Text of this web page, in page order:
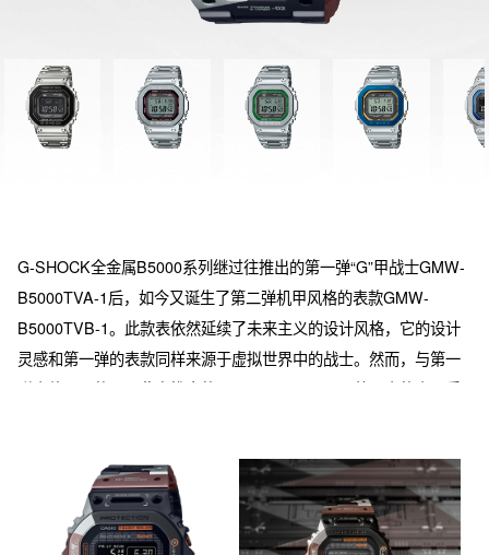
G-SHOCK全金属B5000系列继过往推出的第一弹“G”甲战士GMW-
B5000TVA-1后，如今又诞生了第二弹机甲风格的表款GMW-
B5000TVB-1。此款表依然延续了未来主义的设计风格，它的设计
灵感和第一弹的表款同样来源于虚拟世界中的战士。然而，与第一
弹表款不同的是，此次推出的GMW-B5000TVB-1整只表的表面采
层，完成逐步上色。另外，在表带和表扣上通过激光雕刻，展现机
甲特质的文字。该表款采用了钛合金的材质，使手表变轻盈的同
时，不失坚韧。